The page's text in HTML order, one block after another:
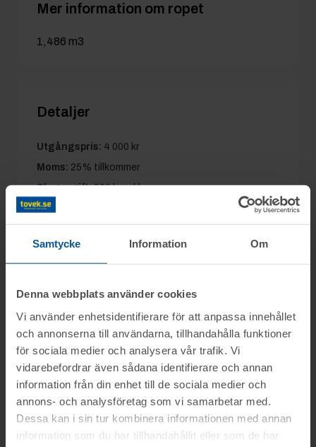
Samtycke Information Om
Denna webbplats använder cookies
Vi använder enhetsidentifierare för att anpassa innehållet
och annonserna till användarna, tillhandahålla funktioner
för sociala medier och analysera vår trafik. Vi
vidarebefordrar även sådana identifierare och annan
information från din enhet till de sociala medier och
annons- och analysföretag som vi samarbetar med.
Dessa kan i sin tur kombinera informationen med annan
information som du har tillhandahållit eller som de har
Mer information om ropet
1,486 m3
Detaljer
Utgångspris: 4 000 kr
Moms: 25% tillkommer
Slagavgift: 500 krexkl. moms
Information
m.m. genom nätauktion på www.tovek.se
med avslut onsdagen den 6 maj från
kl.09.00.
Objektet säljes i befintligt skick.
Det är upp till köparen att kontrollera
objektet vid angiven tid för visning.
Frågor
Frågor om objekten: 0704-103647 Jonas
Övriga frågor: 0346-48770
Du kan alltid kontakta oss på 0346-48770 för
Visning
Vittsjö
Tisdagen den 5 maj mellan kl. 10:00-11:00
Betalning